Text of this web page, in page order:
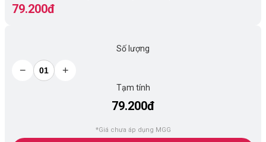
79.200đ
Số lượng
− +
Tạm tính
79.200đ
*Giá chưa áp dụng MGG